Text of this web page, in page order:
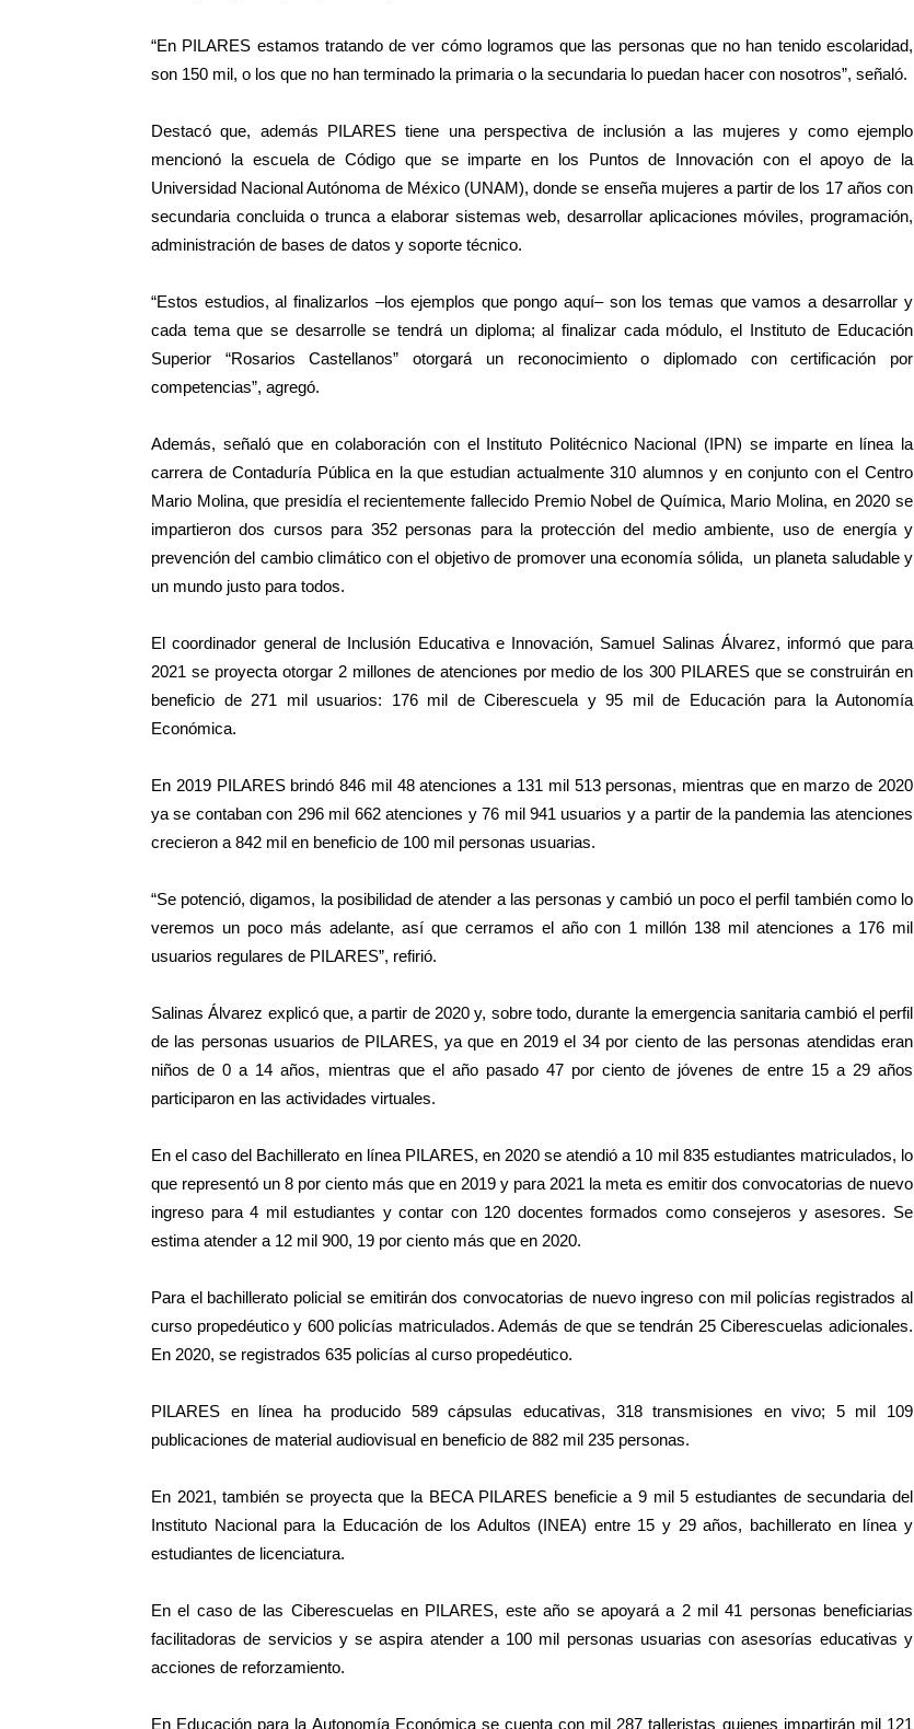
“En PILARES estamos tratando de ver cómo logramos que las personas que no han tenido escolaridad,
son 150 mil, o los que no han terminado la primaria o la secundaria lo puedan hacer con nosotros”, señaló.
Destacó que, además PILARES tiene una perspectiva de inclusión a las mujeres y como ejemplo
mencionó la escuela de Código que se imparte en los Puntos de Innovación con el apoyo de la
Universidad Nacional Autónoma de México (UNAM), donde se enseña mujeres a partir de los 17 años con
secundaria concluida o trunca a elaborar sistemas web, desarrollar aplicaciones móviles, programación,
administración de bases de datos y soporte técnico.
“Estos estudios, al finalizarlos –los ejemplos que pongo aquí– son los temas que vamos a desarrollar y
cada tema que se desarrolle se tendrá un diploma; al finalizar cada módulo, el Instituto de Educación
Superior “Rosarios Castellanos” otorgará un reconocimiento o diplomado con certificación por
competencias”, agregó.
Además, señaló que en colaboración con el Instituto Politécnico Nacional (IPN) se imparte en línea la
carrera de Contaduría Pública en la que estudian actualmente 310 alumnos y en conjunto con el Centro
Mario Molina, que presidía el recientemente fallecido Premio Nobel de Química, Mario Molina, en 2020 se
impartieron dos cursos para 352 personas para la protección del medio ambiente, uso de energía y
prevención del cambio climático con el objetivo de promover una economía sólida, un planeta saludable y
un mundo justo para todos.
El coordinador general de Inclusión Educativa e Innovación, Samuel Salinas Álvarez, informó que para
2021 se proyecta otorgar 2 millones de atenciones por medio de los 300 PILARES que se construirán en
beneficio de 271 mil usuarios: 176 mil de Ciberescuela y 95 mil de Educación para la Autonomía
Económica.
En 2019 PILARES brindó 846 mil 48 atenciones a 131 mil 513 personas, mientras que en marzo de 2020
ya se contaban con 296 mil 662 atenciones y 76 mil 941 usuarios y a partir de la pandemia las atenciones
crecieron a 842 mil en beneficio de 100 mil personas usuarias.
“Se potenció, digamos, la posibilidad de atender a las personas y cambió un poco el perfil también como lo
veremos un poco más adelante, así que cerramos el año con 1 millón 138 mil atenciones a 176 mil
usuarios regulares de PILARES”, refirió.
Salinas Álvarez explicó que, a partir de 2020 y, sobre todo, durante la emergencia sanitaria cambió el perfil
de las personas usuarios de PILARES, ya que en 2019 el 34 por ciento de las personas atendidas eran
niños de 0 a 14 años, mientras que el año pasado 47 por ciento de jóvenes de entre 15 a 29 años
participaron en las actividades virtuales.
En el caso del Bachillerato en línea PILARES, en 2020 se atendió a 10 mil 835 estudiantes matriculados, lo
que representó un 8 por ciento más que en 2019 y para 2021 la meta es emitir dos convocatorias de nuevo
ingreso para 4 mil estudiantes y contar con 120 docentes formados como consejeros y asesores. Se
estima atender a 12 mil 900, 19 por ciento más que en 2020.
Para el bachillerato policial se emitirán dos convocatorias de nuevo ingreso con mil policías registrados al
curso propedéutico y 600 policías matriculados. Además de que se tendrán 25 Ciberescuelas adicionales.
En 2020, se registrados 635 policías al curso propedéutico.
PILARES en línea ha producido 589 cápsulas educativas, 318 transmisiones en vivo; 5 mil 109
publicaciones de material audiovisual en beneficio de 882 mil 235 personas.
En 2021, también se proyecta que la BECA PILARES beneficie a 9 mil 5 estudiantes de secundaria del
Instituto Nacional para la Educación de los Adultos (INEA) entre 15 y 29 años, bachillerato en línea y
estudiantes de licenciatura.
En el caso de las Ciberescuelas en PILARES, este año se apoyará a 2 mil 41 personas beneficiarias
facilitadoras de servicios y se aspira atender a 100 mil personas usuarias con asesorías educativas y
acciones de reforzamiento.
En Educación para la Autonomía Económica se cuenta con mil 287 talleristas quienes impartirán mil 121